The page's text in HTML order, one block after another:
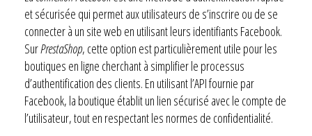
et sécurisée qui permet aux utilisateurs de s’inscrire ou de se
connecter à un site web en utilisant leurs identifiants Facebook.
SurPrestaShop, cette option est particulièrement utile pour les
boutiques en ligne cherchant à simplifier le processus
d’authentification des clients. En utilisant l’API fournie par
Facebook, la boutique établit un lien sécurisé avec le compte de
l’utilisateur, tout en respectant les normes de confidentialité.